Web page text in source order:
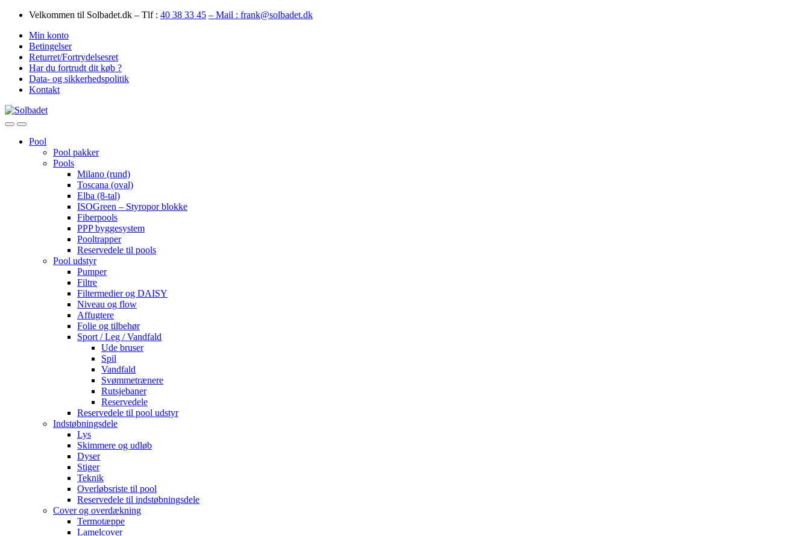
Skip
navigation
Skip
content
Velkommen til Solbadet.dk – Tlf : 40 38 33 45 – Mail : frank@solbadet.dk
Min konto
Betingelser
Returret/Fortrydelsesret
Har du fortrudt dit køb ?
Data- og sikkerhedspolitik
Kontakt
OpenClose
Pool
Pool pakker
Pools
Milano (rund)
Toscana (oval)
Elba (8-tal)
ISOGreen – Styropor blokke
Fiberpools
PPP byggesystem
Pooltrapper
Reservedele til pools
Pool udstyr
Pumper
Filtre
Filtermedier og DAISY
Niveau og flow
Affugtere
Folie og tilbehør
Sport / Leg / Vandfald
Ude bruser
Spil
Vandfald
Svømmetrænere
Rutsjebaner
Reservedele
Reservedele til pool udstyr
Indstøbningsdele
Lys
Skimmere og udløb
Dyser
Stiger
Teknik
Overløbsriste til pool
Reservedele til indstøbningsdele
Cover og overdækning
Termotæppe
Lamelcover